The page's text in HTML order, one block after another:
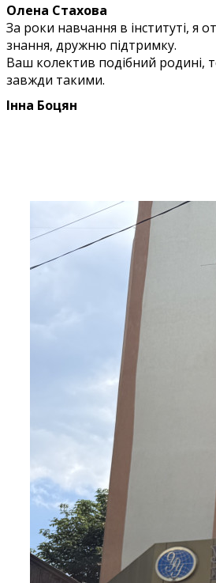
Олена Стахова
За роки навчання в інституті, я
знання, дружню підтримку.
Ваш колектив подібний родині,
завжди такими.
Інна Боцян